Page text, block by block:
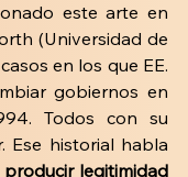
este arte en
(Universidad de
en los que EE.
gobiernos en
Todos con su
Ese historial habla
legitimidad